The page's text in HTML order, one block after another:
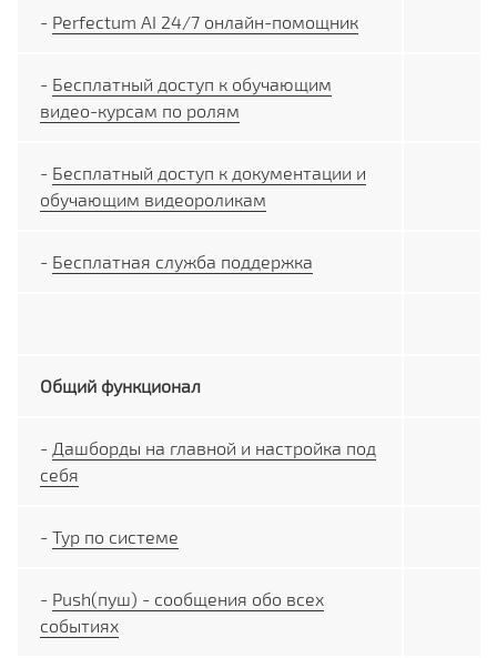
- Perfectum AI 24/7 онлайн-помощник
- Бесплатный доступ к обучающим
видео-курсам по ролям
- Бесплатный доступ к документации и
обучающим видеороликам
- Бесплатная служба поддержка
Общий функционал
- Дашборды на главной и настройка под
себя
- Тур по системе
- Push(пуш) - сообщения обо всех
событиях